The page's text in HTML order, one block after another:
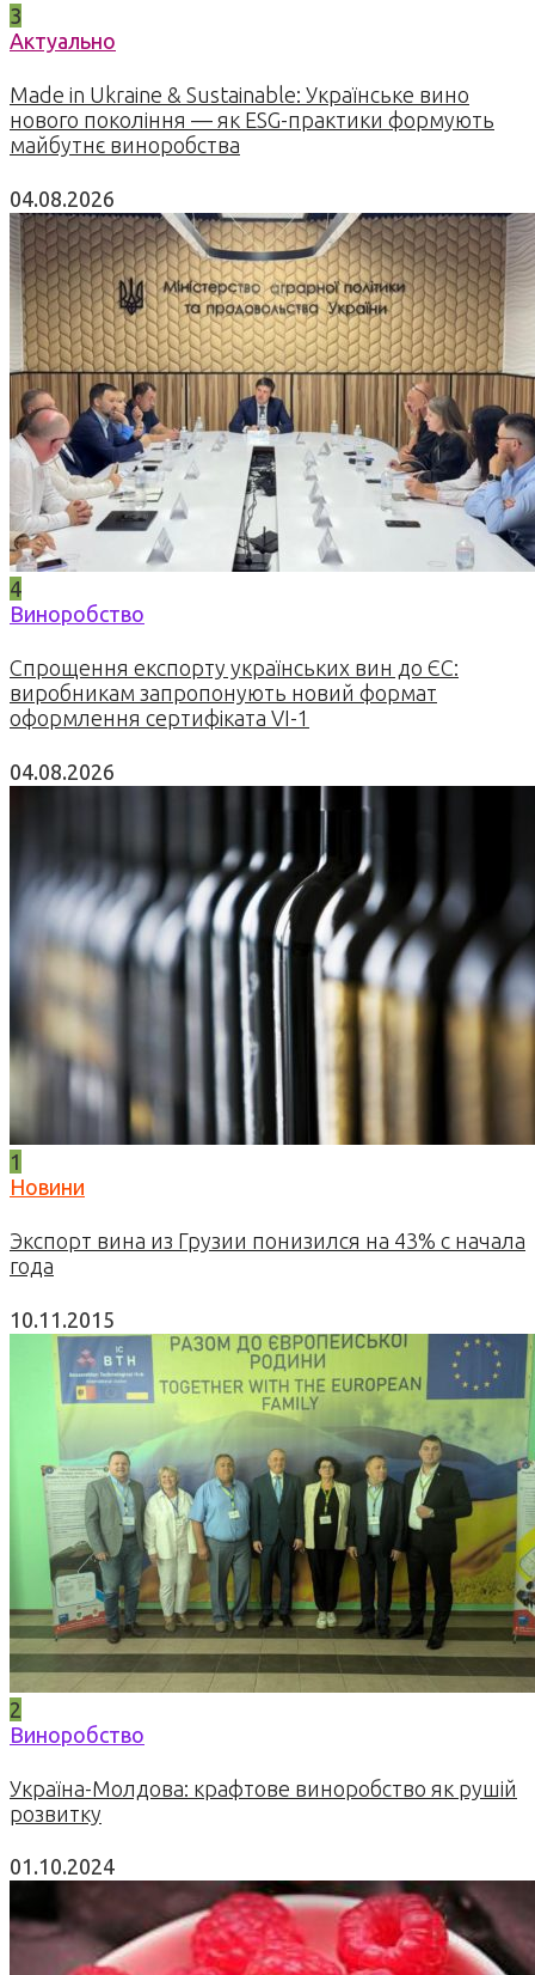
3
Актуально
Made in Ukraine & Sustainable: Українське вино
нового покоління — як ESG-практики формують
майбутнє виноробства
04.08.2026
4
Виноробство
Спрощення експорту українських вин до ЄС:
виробникам запропонують новий формат
оформлення сертифіката VI-1
04.08.2026
1
Новини
Экспорт вина из Грузии понизился на 43% с начала
года
10.11.2015
2
Виноробство
Україна-Молдова: крафтове виноробство як рушій
розвитку
01.10.2024